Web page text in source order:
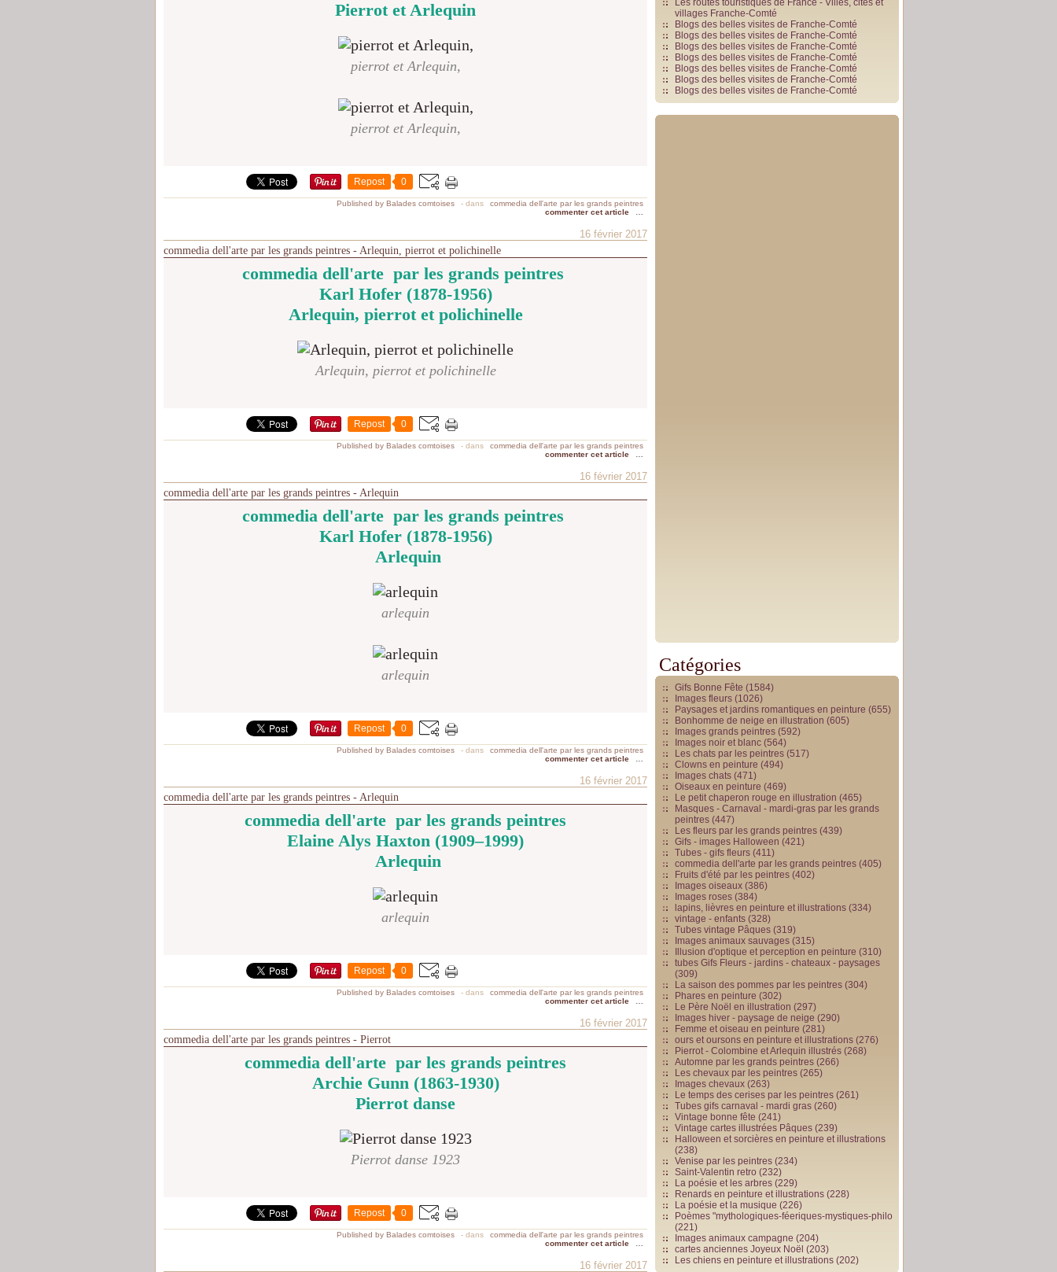
Pierrot et Arlequin
pierrot et Arlequin,
pierrot et Arlequin,
Repost 0
Published by Balades comtoises - dans
commedia dell'arte par les grands peintres
commenter cet article
16 février 2017
commedia dell'arte par les grands peintres - Arlequin, pierrot et polichinelle
commedia dell'arte par les grands peintres
Karl Hofer (1878-1956)
Arlequin, pierrot et polichinelle
Arlequin, pierrot et polichinelle
Repost 0
Published by Balades comtoises - dans
commedia dell'arte par les grands peintres
commenter cet article
16 février 2017
commedia dell'arte par les grands peintres - Arlequin
commedia dell'arte par les grands peintres
Karl Hofer (1878-1956)
Arlequin
arlequin
arlequin
Repost 0
Published by Balades comtoises - dans
commedia dell'arte par les grands peintres
commenter cet article
16 février 2017
commedia dell'arte par les grands peintres - Arlequin
commedia dell'arte par les grands peintres
Elaine Alys Haxton (1909–1999)
Arlequin
arlequin
Repost 0
Published by Balades comtoises - dans
commedia dell'arte par les grands peintres
commenter cet article
16 février 2017
commedia dell'arte par les grands peintres - Pierrot
commedia dell'arte par les grands peintres
Archie Gunn (1863-1930)
Pierrot danse
Pierrot danse 1923
Repost 0
Published by Balades comtoises - dans
commedia dell'arte par les grands peintres
commenter cet article
16 février 2017
Les routes touristiques de France - Villes, cités et
villages Franche-Comté
Blogs des belles visites de Franche-Comté
Blogs des belles visites de Franche-Comté
Blogs des belles visites de Franche-Comté
Blogs des belles visites de Franche-Comté
Blogs des belles visites de Franche-Comté
Blogs des belles visites de Franche-Comté
Blogs des belles visites de Franche-Comté
Catégories
Gifs Bonne Fête (1584)
Images fleurs (1026)
Paysages et jardins romantiques en peinture (655)
Bonhomme de neige en illustration (605)
Images grands peintres (592)
Images noir et blanc (564)
Les chats par les peintres (517)
Clowns en peinture (494)
Images chats (471)
Oiseaux en peinture (469)
Le petit chaperon rouge en illustration (465)
Masques - Carnaval - mardi-gras par les grands
peintres (447)
Les fleurs par les grands peintres (439)
Gifs - images Halloween (421)
Tubes - gifs fleurs (411)
commedia dell'arte par les grands peintres (405)
Fruits d'été par les peintres (402)
Images oiseaux (386)
Images roses (384)
lapins, lièvres en peinture et illustrations (334)
vintage - enfants (328)
Tubes vintage Pâques (319)
Images animaux sauvages (315)
Illusion d'optique et perception en peinture (310)
tubes Gifs Fleurs - jardins - chateaux - paysages
(309)
La saison des pommes par les peintres (304)
Phares en peinture (302)
Le Père Noël en illustration (297)
Images hiver - paysage de neige (290)
Femme et oiseau en peinture (281)
ours et oursons en peinture et illustrations (276)
Pierrot - Colombine et Arlequin illustrés (268)
Automne par les grands peintres (266)
Les chevaux par les peintres (265)
Images chevaux (263)
Le temps des cerises par les peintres (261)
Tubes gifs carnaval - mardi gras (260)
Vintage bonne fête (241)
Vintage cartes illustrées Pâques (239)
Halloween et sorcières en peinture et illustrations
(238)
Venise par les peintres (234)
Saint-Valentin retro (232)
La poésie et les arbres (229)
Renards en peinture et illustrations (228)
La poésie et la musique (226)
Poèmes "mythologiques-féeriques-mystiques-philo
(221)
Images animaux campagne (204)
cartes anciennes Joyeux Noël (203)
Les chiens en peinture et illustrations (202)